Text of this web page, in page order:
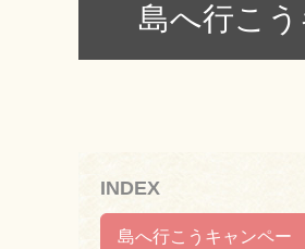
島へ行こ
INDEX
島へ行こうキャンペー